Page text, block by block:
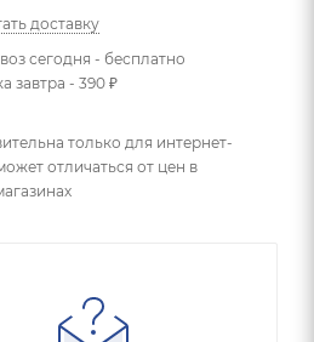
доставку
сегодня - бесплатно
завтра - 390 ₽
только для интернет-
отличаться от цен в